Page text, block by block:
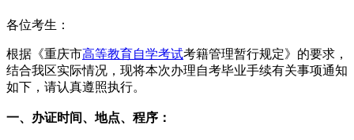
各位考生：
根据《重庆市高等教育自学考试考籍管理暂行规定》的要求，
结合我区实际情况，现将本次办理自考毕业手续有关事项通知
如下，请认真遵照执行。
一、办证时间、地点、程序：